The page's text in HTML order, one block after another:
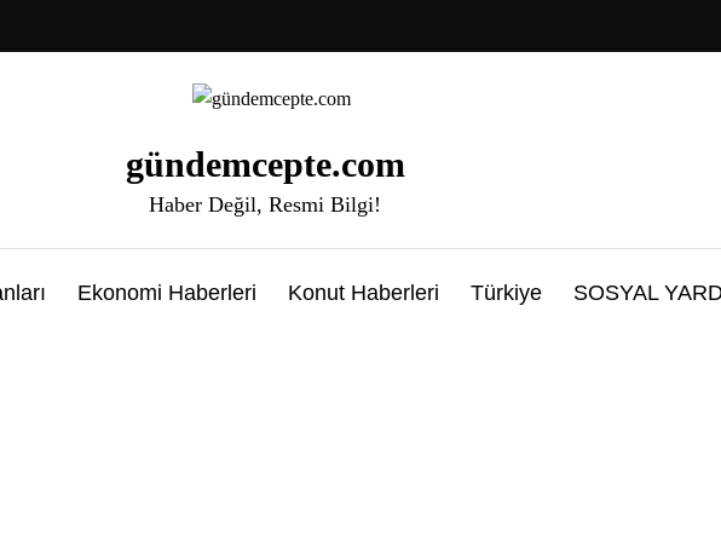
gündemcepte.com
Haber Değil, Resmi Bilgi!
Ekonomi Haberleri Konut Haberleri Türkiye SOSYAL